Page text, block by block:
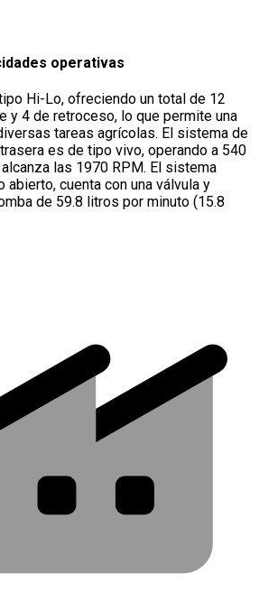
operativas
Hi-Lo, ofreciendo un total de 12
y 4 de retroceso, lo que permite una
tareas agrícolas. El sistema de
es de tipo vivo, operando a 540
las 1970 RPM. El sistema
abierto, cuenta con una válvula y
de 59.8 litros por minuto (15.8